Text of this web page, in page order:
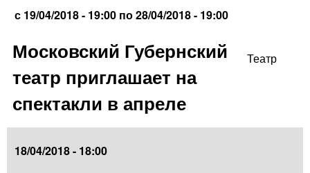
с 19/04/2018 - 19:00 по28/04/2018 - 19:00
Московский Губернский
театр приглашает на
спектакли в апреле
Театр
18/04/2018 - 18:00